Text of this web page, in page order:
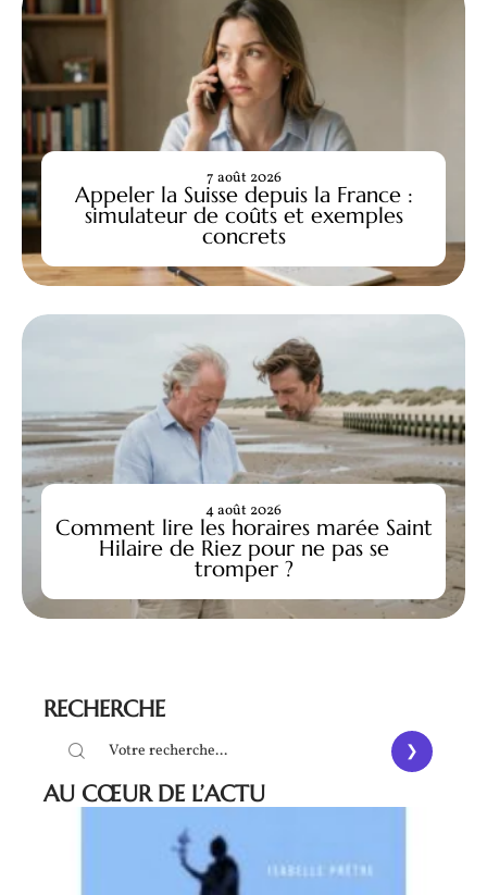
Appeler la Suisse depuis la France :
simulateur de coûts et exemples
concrets
7 août 2026
Comment lire les horaires marée Saint
Hilaire de Riez pour ne pas se
tromper ?
4 août 2026
RECHERCHE
AU CŒUR DE L’ACTU